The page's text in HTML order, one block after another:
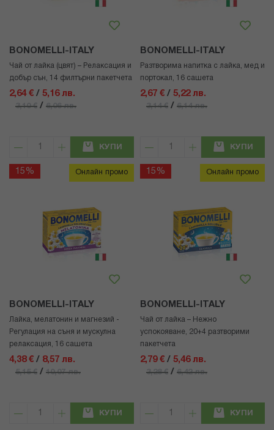
BONOMELLI-ITALY
Чай от лайка (цвят) – Релаксация и
добър сън, 14 филтърни пакетчета
2,64 € / 5,16 лв.
3,10 € / 6,06 лв.
КУПИ
BONOMELLI-ITALY
Разтворима напитка с лайка, мед и
портокал, 16 сашета
2,67 € / 5,22 лв.
3,14 € / 6,14 лв.
КУПИ
15% Онлайн промо
BONOMELLI-ITALY
Лайка, мелатонин и магнезий -
Регулация на съня и мускулна
релаксация, 16 сашета
4,38 € / 8,57 лв.
5,15 € / 10,07 лв.
КУПИ
15% Онлайн промо
BONOMELLI-ITALY
Чай от лайка – Нежно
успокояване, 20+4 разтворими
пакетчета
2,79 € / 5,46 лв.
3,28 € / 6,42 лв.
КУПИ